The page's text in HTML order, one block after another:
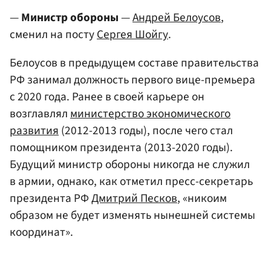
—Министр обороны—Андрей Белоусов,
сменил на постуСергея Шойгу.
Белоусов в предыдущем составе правительства
РФ занимал должность первого вице-премьера
с 2020 года. Ранее в своей карьере он
возглавлялминистерство экономического
развития(2012-2013 годы), после чего стал
помощником президента (2013-2020 годы).
Будущий министр обороны никогда не служил
в армии, однако, как отметил пресс-секретарь
президента РФДмитрий Песков, «никоим
образом не будет изменять нынешней системы
координат».